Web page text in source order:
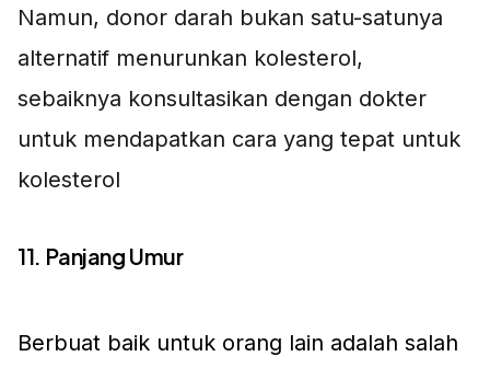
Namun, donor darah bukan satu-satunya
alternatif menurunkan kolesterol,
sebaiknya konsultasikan dengan dokter
untuk mendapatkan cara yang tepat untuk
kolesterol
11. Panjang Umur
Berbuat baik untuk orang lain adalah salah